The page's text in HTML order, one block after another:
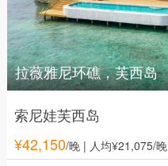
拉薇雅尼环礁，芙西岛
索尼娃芙西岛
¥42,150/晚| 人均¥21,075/晚